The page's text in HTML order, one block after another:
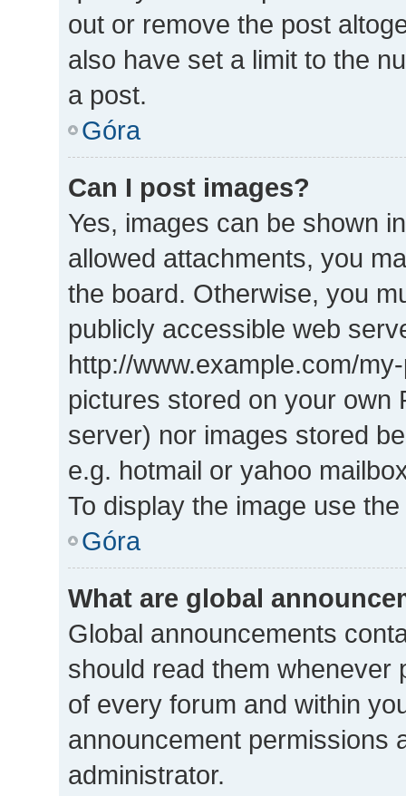
out or remove the post
also have set a limit to the
a post.
Góra
Can I post images?
Yes, images can be shown
allowed attachments, you
the board. Otherwise, you
publicly accessible web
http://www.example.com/
pictures stored on your own
server) nor images stored
e.g. hotmail or yahoo
To display the image use
Góra
What are global
Global announcements
should read them whenever
of every forum and within
announcement permissions
administrator.